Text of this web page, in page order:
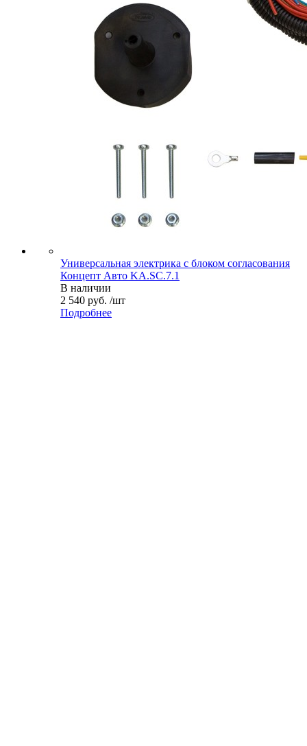
Универсальная электрика с блоком согласования
Концепт Авто KA.SC.7.1
В наличии
2 540 руб. /шт
Подробнее